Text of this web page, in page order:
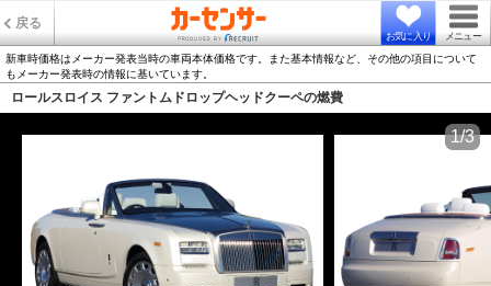
戻る
お気に入り メニュー
新車時価格はメーカー発表当時の車両本体価格です。また基本情報など、その他の項目について
もメーカー発表時の情報に基いています。
ロールスロイス ファントムドロップヘッドクーペの燃費
1/3